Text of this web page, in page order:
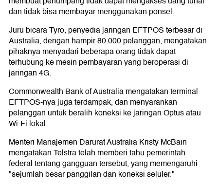
dan tidak bisa membayar menggunakan ponsel.
Juru bicara Tyro, penyedia jaringan EFTPOS terbesar di
Australia, dengan hampir 80.000 pelanggan, mengatakan
pihaknya menyadari beberapa orang tidak dapat
terhubung ke mesin pembayaran yang beroperasi di
jaringan 4G.
Commonwealth Bank of Australia mengatakan terminal
EFTPOS-nya juga terdampak, dan menyarankan
pelanggan untuk beralih koneksi ke jaringan Optus atau
Wi-Fi lokal.
Menteri Manajemen Darurat Australia Kristy McBain
mengatakan Telstra telah memberi tahu pemerintah
federal tentang gangguan tersebut, yang memengaruhi
"sejumlah besar panggilan dan koneksi seluler."